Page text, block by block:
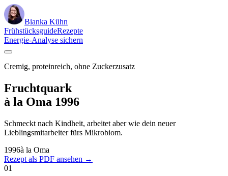
Bianka Kühn
FrühstücksguideRezepte
Energie-Analyse sichern
Cremig, proteinreich, ohne Zuckerzusatz
Fruchtquark
à la Oma 1996
Schmeckt nach Kindheit, arbeitet aber wie dein neuer
Lieblingsmitarbeiter fürs Mikrobiom.
1996à la Oma
Rezept als PDF ansehen →
01